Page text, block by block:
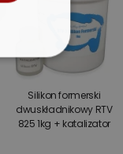
Silikon formerski
dwuskładnikowy RTV
825 1kg + katalizator